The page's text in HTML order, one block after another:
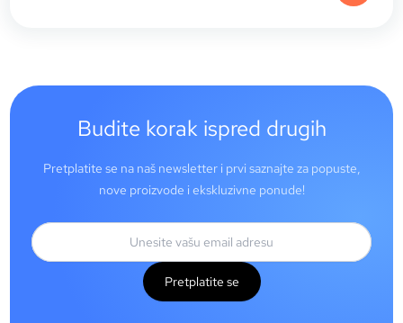
Budite korak ispred drugih
Pretplatite se na naš newsletter i prvi saznajte za popuste,
nove proizvode i ekskluzivne ponude!
Pretplatite se